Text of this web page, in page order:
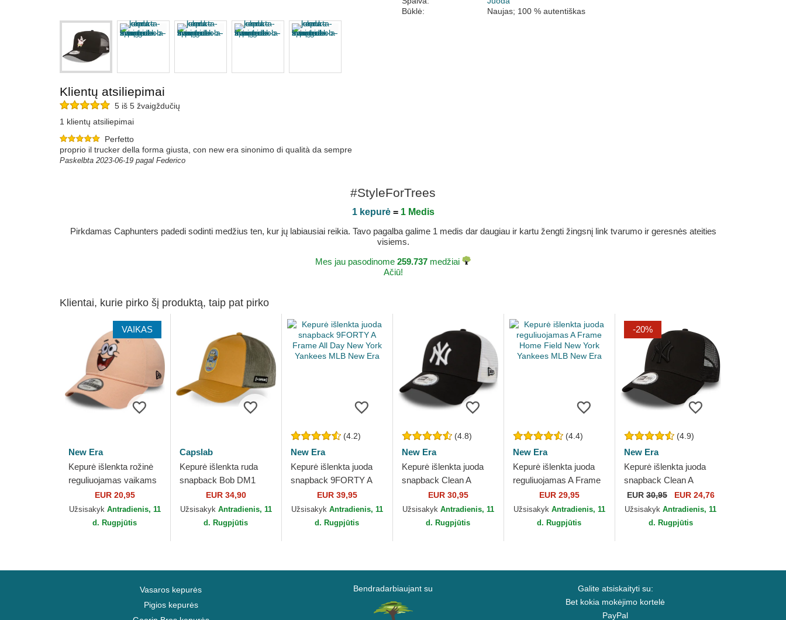
Būklė:
Naujas; 100 % autentiškas
Klientų atsiliepimai
5 iš 5 žvaigždučių
1 klientų atsiliepimai
Perfetto
proprio il trucker della forma giusta, con new era sinonimo di qualità da sempre
Paskelbta 2023-06-19 pagal Federico
#StyleForTrees
1 kepurė= 1 Medis
Pirkdamas Caphunters padedi sodinti medžius ten, kur jų labiausiai reikia. Tavo pagalba galime 1 medis dar daugiau ir kartu žengti žingsnį link tvarumo ir geresnės ateities
visiems.
Mes jau pasodinome 259.737 medžiai
Ačiū!
Klientai, kurie pirko šį produktą, taip pat pirko
VAIKAS
New Era
Kepurė išlenkta rožinė
reguliuojamas vaikams
9FORTY Face
SpongeBob ir Patrick
Žvaigždė New Era
EUR 20,95
Užsisakyk Antradienis, 11
d. Rugpjūtis
Capslab
Kepurė išlenkta ruda
snapback Bob DM1
TADB Minionas
Bjaurūsai Capslab
EUR 34,90
Užsisakyk Antradienis, 11
d. Rugpjūtis
(4.2)
New Era
Kepurė išlenkta juoda
snapback 9FORTY A
Frame All Day New
York Yankees MLB
New Era
EUR 39,95
Užsisakyk Antradienis, 11
d. Rugpjūtis
(4.8)
New Era
Kepurė išlenkta juoda
snapback Clean A
Frame 2 New York
Yankees MLB New Era
EUR 30,95
Užsisakyk Antradienis, 11
d. Rugpjūtis
(4.4)
New Era
Kepurė išlenkta juoda
reguliuojamas A Frame
Home Field New York
Yankees MLB New Era
EUR 29,95
Užsisakyk Antradienis, 11
d. Rugpjūtis
-20%
(4.9)
New Era
Kepurė išlenkta juoda
snapback Clean A
Frame New York
Yankees MLB New Era
EUR 30,95 EUR 24,76
UžsisakykAntradienis, 11
d. Rugpjūtis
Vasaros kepurės
Pigios kepurės
Bendradarbiaujant su
Galite atsiskaityti su:
Bet kokia mokėjimo kortelė
PayPal